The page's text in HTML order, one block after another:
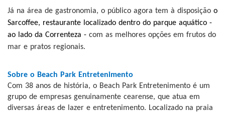
Já na área de gastronomia, o público agora tem à disposição o
Sarcoffee, restaurante localizado dentro do parque aquático -
ao lado da Correnteza - com as melhores opções em frutos do
mar e pratos regionais.
Sobre o Beach Park Entretenimento
Com 38 anos de história, o Beach Park Entretenimento é um
grupo de empresas genuinamente cearense, que atua em
diversas áreas de lazer e entretenimento. Localizado na praia